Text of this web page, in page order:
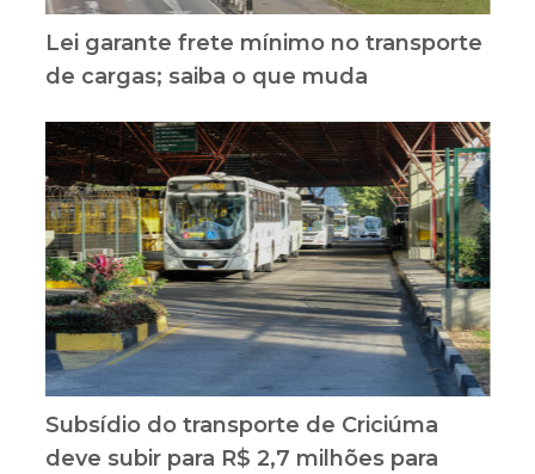
Lei garante frete mínimo no transporte
de cargas; saiba o que muda
Subsídio do transporte de Criciúma
deve subir para R$ 2,7 milhões para